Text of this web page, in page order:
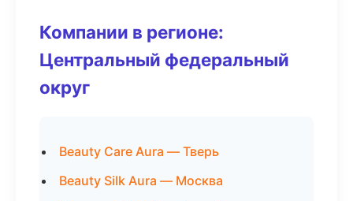
Компании в регионе:
Центральный федеральный
округ
Beauty Care Aura — Тверь
Beauty Silk Aura — Москва